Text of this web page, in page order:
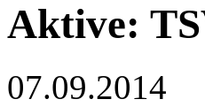
Aktive:
07.09.2014